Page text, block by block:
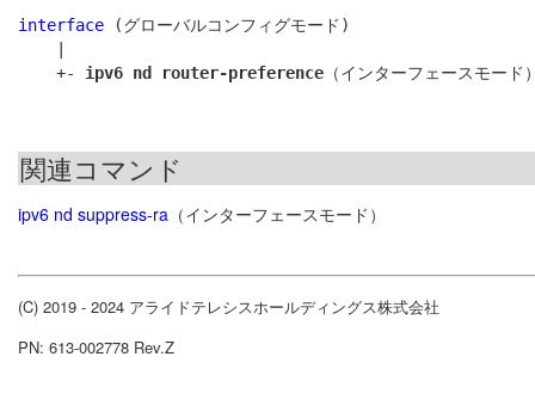
interface (グローバルコンフィグモード)
    +-
ipv6 nd router-preference
関連コマンド
ipv6 nd suppress-ra （インターフェースモード）
(C) 2019 - 2024 アライドテレシスホールディングス株式会社
PN: 613-002778 Rev.Z